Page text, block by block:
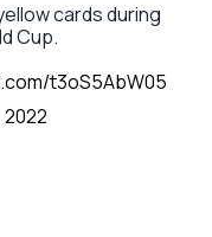
cards during
Cup.
t3oS5AbW05